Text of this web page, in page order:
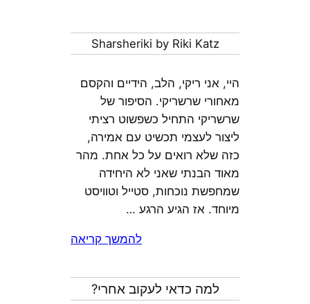
Sharsheriki by Riki Katz
היי, אני ריקי, הלב, הידיים והקסם
מאחורי שרשריקי. הסיפור של
שרשריקי התחיל כשפשוט רציתי
ליצור לעצמי תכשיט עם אמירה,
כזה שלא רואים על כל אחת. מהר
מאוד הבנתי שאני לא היחידה
שמחפשת נוכחות, סטייל וטוויסט
מיוחד. אז הגיע הרגע …
להמשך קריאה
למה כדאי לעקוב אחרי?